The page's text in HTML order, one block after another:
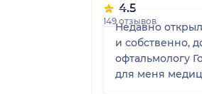
4.5
149 отзывов
Недавно
и собственно,
офтальмологу Гоцуляк. Ещё делала там же МРТ - порекомендавали, вроде как мрт аппарат
для меня